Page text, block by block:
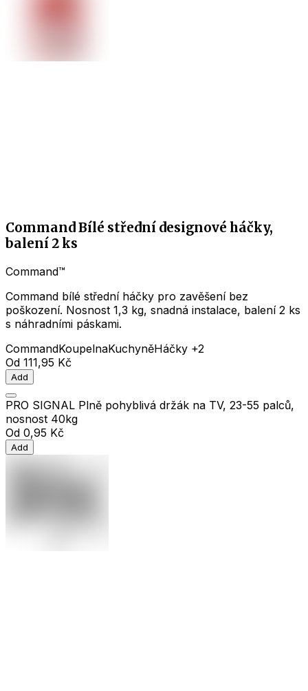
Command Bílé střední designové háčky,
balení 2 ks
Command™
Command bílé střední háčky pro zavěšení bez
poškození. Nosnost 1,3 kg, snadná instalace, balení 2 ks
s náhradními páskami.
CommandKoupelnaKuchyněHáčky +2
Od 111,95 Kč
Add
PRO SIGNAL Plně pohyblivá držák na TV, 23-55 palců,
nosnost 40kg
Od 0,95 Kč
Add